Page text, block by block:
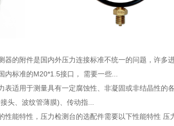
器的附件是国内外压力连接标准不统一的问题，许
标准的M20*1.5接口， 需要一些...
表适用于测量具有一定腐蚀性、非凝固或非结晶性
头、波纹管薄膜)、传动指...
性能特性 ，压力检测台的选配件需要以下性能特性